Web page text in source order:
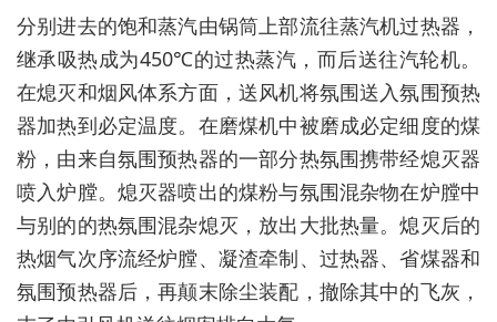
分别进去的饱和蒸汽由锅筒上部流往蒸汽机过热器，
继承吸热成为450℃的过热蒸汽，而后送往汽轮机。
在熄灭和烟风体系方面，送风机将氛围送入氛围预热
器加热到必定温度。在磨煤机中被磨成必定细度的煤
粉，由来自氛围预热器的一部分热氛围携带经熄灭器
喷入炉膛。熄灭器喷出的煤粉与氛围混杂物在炉膛中
与别的的热氛围混杂熄灭，放出大批热量。熄灭后的
热烟气次序流经炉膛、凝渣牵制、过热器、省煤器和
氛围预热器后，再颠末除尘装配，撤除其中的飞灰，